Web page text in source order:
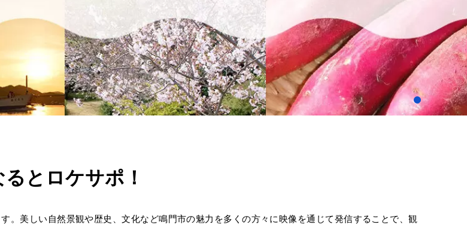
るとロケサポ！
。美しい自然景観や歴史、文化など鳴門市の魅力を多くの方々に映像を通じて発信することで、観